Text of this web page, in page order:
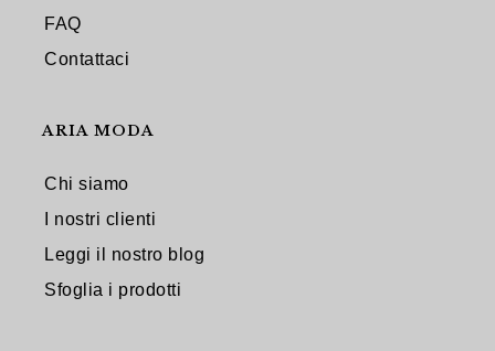
FAQ
Contattaci
ARIA MODA
Chi siamo
I nostri clienti
Leggi il nostro blog
Sfoglia i prodotti